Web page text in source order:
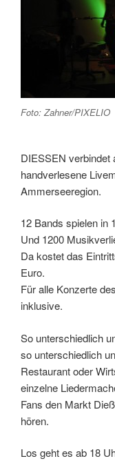
Foto: Zahner/PIXELIO
DIESSEN verbindet
handverlesene
Ammerseeregion.
12 Bands spielen in
Und 1200
Da kostet das
Euro.
Für alle Konzerte
inklusive.
So unterschiedlich
so unterschiedlich
Restaurant oder
einzelne
Fans den Markt
hören.
Los geht es ab 18